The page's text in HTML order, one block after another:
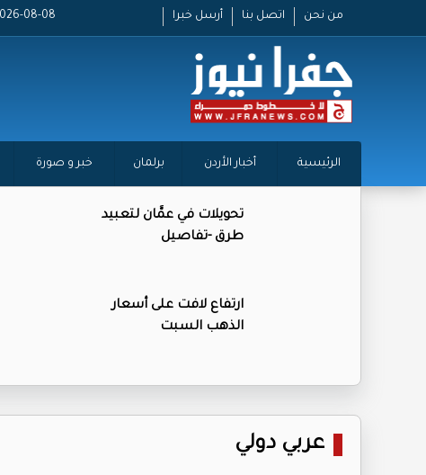
من نحن اتصل بنا أرسل خبرا 2026-08-08 -
الرئيسية أخبار الأردن برلمان خبر و صورة
تحويلات في عمَّان لتعبيد
طرق -تفاصيل
ارتفاع لافت على أسعار
الذهب السبت
عربي دولي